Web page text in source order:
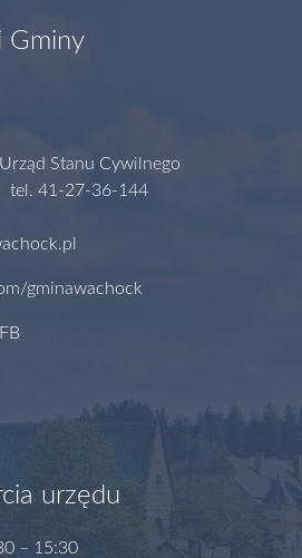
Gminy
Stanu Cywilnego
41-27-36-144
gminawachock
urzędu
– 15:30